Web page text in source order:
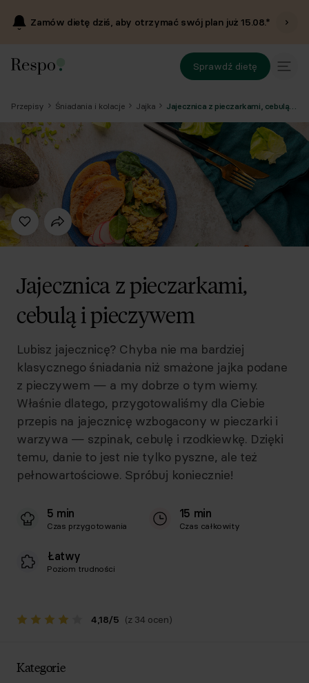
Zamów dietę dziś, aby otrzymać swój plan już15.08.*
Sprawdź dietę
Przepisy Śniadania i kolacje Jajka
Jajecznica z pieczarkami,
cebulą i pieczywem
Lubisz jajecznicę? Chyba nie ma bardziej
klasycznego śniadania niż smażone jajka podane
z pieczywem — a my dobrze o tym wiemy.
Właśnie dlatego, przygotowaliśmy dla Ciebie
przepis na jajecznicę wzbogacony w pieczarki i
warzywa — szpinak, cebulę i rzodkiewkę. Dzięki
temu, danie to jest nie tylko pyszne, ale też
pełnowartościowe. Spróbuj koniecznie!
5 min
Czas przygotowania
15 min
Czas całkowity
Łatwy
Poziom trudności
4,18/5 (z 34 ocen)
Kategorie